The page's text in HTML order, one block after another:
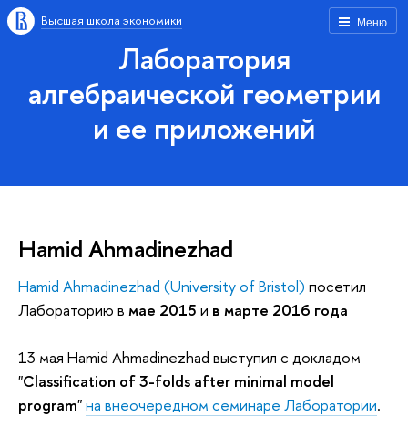
Меню
Высшая школа экономики
Лаборатория
алгебраической геометрии
и ее приложений
Hamid Ahmadinezhad
Hamid Ahmadinezhad (University of Bristol) посетил
Лабораторию в мае 2015 и в марте 2016 года
13 мая Hamid Ahmadinezhad выступил с докладом
"Classification of 3-folds after minimal model
program"на внеочередном семинаре Лаборатории.